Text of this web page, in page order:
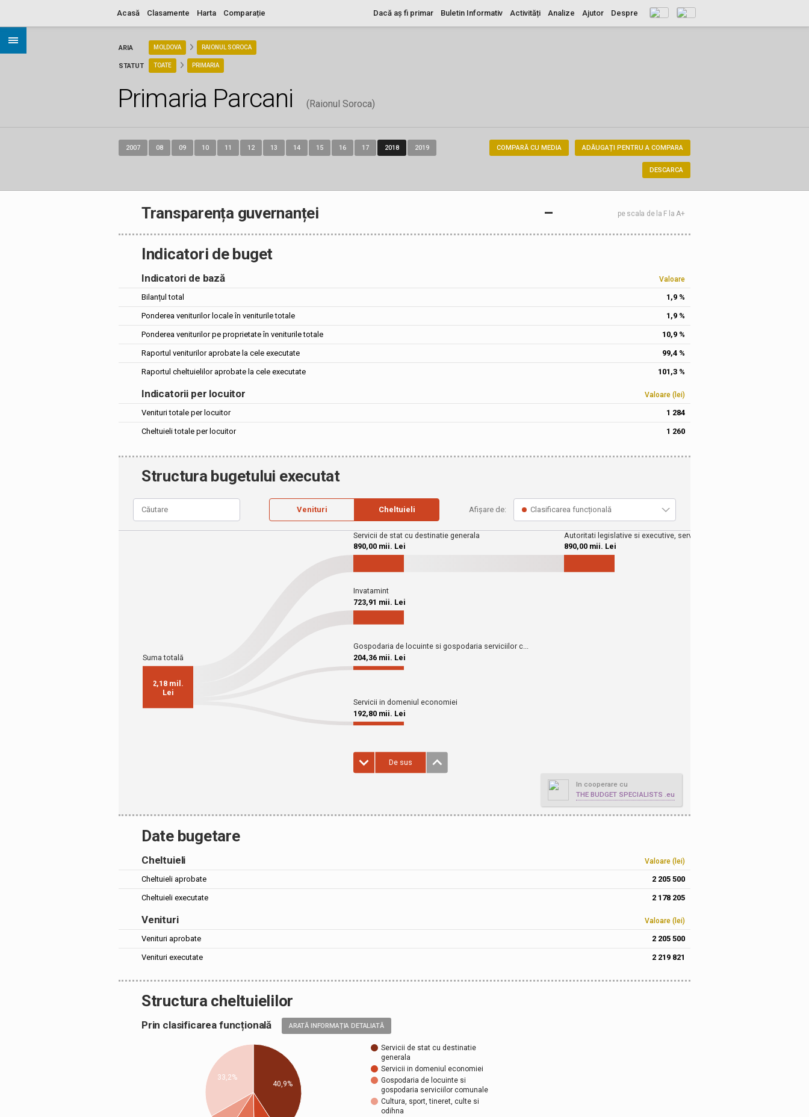
Acasă Despre
Clasamente Ajutor
Analize
Harta Activități
Buletin Informativ
Comparație Dacă aș fi primar
ARIA
STATUT
MOLDOVA RAIONUL SOROCA
TOATE PRIMARIA
Primaria Parcani (Raionul Soroca)
2007 08 09 10 11 12 13 14 15 16 17 2018 2019 ADĂUGAȚI PENTRU A COMPARA
COMPARĂ CU MEDIA
DESCARCA
Transparența guvernanței – pe scala de la F la A+
Indicatori de buget
Indicatori de bază Valoare
Bilanțul total 1,9 %
Ponderea veniturilor locale în veniturile totale 1,9 %
Ponderea veniturilor pe proprietate în veniturile totale 10,9 %
Raportul veniturilor aprobate la cele executate 99,4 %
Raportul cheltuielilor aprobate la cele executate 101,3 %
Indicatorii per locuitor Valoare (lei)
Venituri totale per locuitor 1 284
Cheltuieli totale per locuitor 1 260
Structura bugetului executat
In cooperare cu
THE BUDGET SPECIALISTS .eu
Date bugetare
Cheltuieli Valoare (lei)
Cheltuieli aprobate 2 205 500
Cheltuieli executate 2 178 205
Venituri Valoare (lei)
Venituri aprobate 2 205 500
Venituri executate 2 219 821
Structura cheltuielilor
Prin clasificarea funcțională ARATĂ INFORMAȚIA DETALIATĂ
Servicii de stat cu destinatie
generala
Servicii in domeniul economiei
Gospodaria de locuinte si
gospodaria serviciilor comunale
Cultura, sport, tineret, culte si
odihna
40,9%
33,2%